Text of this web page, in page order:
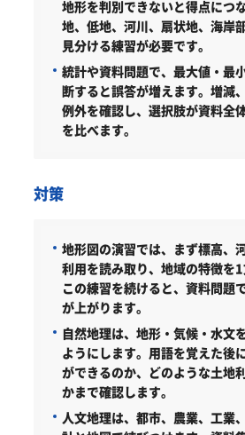
地形を判別できないと得点につ
地、低地、河川、扇状地、海岸
見分ける練習が必要です。
統計や資料問題で、最大値・最
断すると誤答が増えます。増減
例外を確認し、選択肢が資料全
を比べます。
対策
地形図の演習では、まず標高、
利用を読み取り、地域の特徴を1
この練習を続けると、資料問題
が上がります。
自然地理は、地形・気候・水文
ようにします。用語を覚えた後
ができるのか、どのような土地
かまで確認します。
人文地理は、都市、農業、工業